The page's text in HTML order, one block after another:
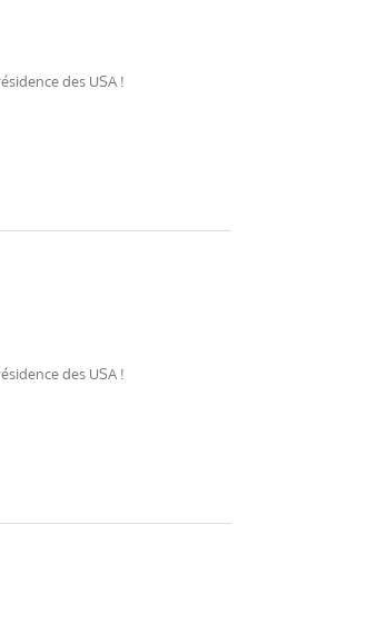
des USA !
des USA !